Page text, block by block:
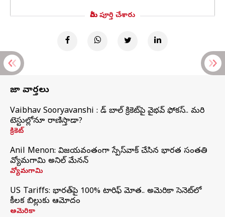
మీరు పూర్తి చేశారు
తాజా వార్తలు
Vaibhav Sooryavanshi : రెడ్ బాల్ క్రికెట్‌పై వైభవ్ ఫోకస్.. మరి
టెస్టుల్లోనూ రాణిస్తాడా?
క్రికెట్
Anil Menon: విజయవంతంగా స్పేస్‌వాక్‌ చేసిన భారత సంతతి
వ్యోమగామి అనిల్‌ మేనన్
వ్యోమగామి
US Tariffs: భారత్‌పై 100% టారిఫ్‌ మోత.. అమెరికా సెనెట్‌లో
కీలక బిల్లుకు ఆమోదం
అమెరికా